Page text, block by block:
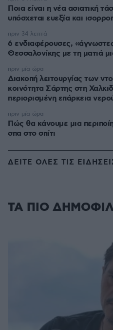
Ποια είναι η νέα ασιατική
υπόσχεται ευεξία και
6 ενδιαφέρουσες,
Θεσσαλονίκης με τη ματιά
πριν 34 λεπτά
Διακοπή λειτουργίας των
κοινότητα Σάρτης στη
περιορισμένη επάρκεια
πριν μία ώρα
Πώς θα κάνουμε μια
σπα στο σπίτι
πριν μία ώρα
ΔΕΙΤΕ ΟΛΕΣ ΤΙΣ
ΤΑ ΠΙΟ